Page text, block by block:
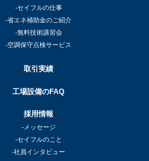
-セイフルの仕事
-省エネ補助金のご紹介
-無料技術講習会
-空調保守点検サービス
取引実績
工場設備のFAQ
採用情報
-メッセージ
-セイフルのこと
-社員インタビュー